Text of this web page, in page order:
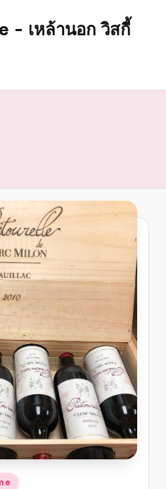
- เหล้านอก วิสกี้